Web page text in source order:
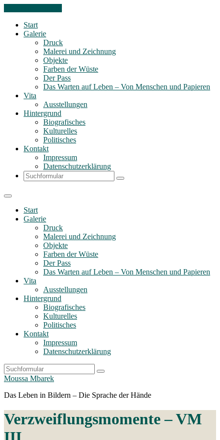
Start
Galerie
Druck
Malerei und Zeichnung
Objekte
Farben der Wüste
Der Pass
Das Warten auf Leben – Von Menschen und Papieren
Vita
Ausstellungen
Hintergrund
Biografisches
Kulturelles
Politisches
Kontakt
Impressum
Datenschutzerklärung
Search
Start
Galerie
Druck
Malerei und Zeichnung
Objekte
Farben der Wüste
Der Pass
Das Warten auf Leben – Von Menschen und Papieren
Vita
Ausstellungen
Hintergrund
Biografisches
Kulturelles
Politisches
Kontakt
Impressum
Datenschutzerklärung
Search
Moussa Mbarek
Das Leben in Bildern – Die Sprache der Hände
Verzweiflungs­momente – VM